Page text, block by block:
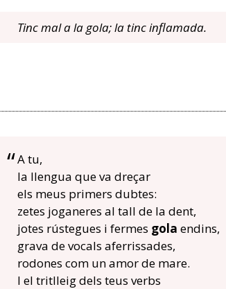
Tinc mal a la gola; la tinc inflamada.
A tu,
la llengua que va dreçar
els meus primers dubtes:
zetes joganeres al tall de la dent,
jotes rústegues i fermes gola endins,
grava de vocals aferrissades,
rodones com un amor de mare.
I el tritlleig dels teus verbs